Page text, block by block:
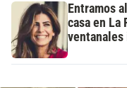
Entramos
casa en La